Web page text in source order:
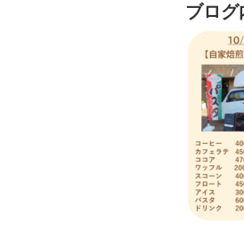
ブログ